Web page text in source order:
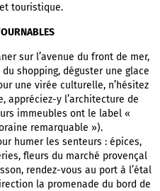
touristique.
sur l’avenue du front de mer,
shopping, déguster une glace
une virée culturelle, n’hésitez
appréciez-y l’architecture de
immeubles ont le label «
remarquable »).
humer les senteurs : épices,
fleurs du marché provençal
rendez-vous au port à l’étal
la promenade du bord de